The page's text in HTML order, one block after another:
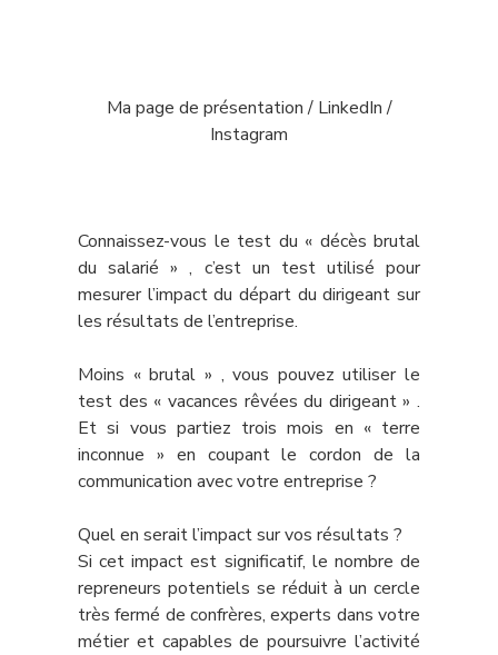
Ma page de présentation / LinkedIn /
Instagram
Connaissez-vous le test du « décès brutal
du salarié » , c’est un test utilisé pour
mesurer l’impact du départ du dirigeant sur
les résultats de l’entreprise.
Moins « brutal » , vous pouvez utiliser le
test des « vacances rêvées du dirigeant » .
Et si vous partiez trois mois en « terre
inconnue » en coupant le cordon de la
communication avec votre entreprise ?
Quel en serait l’impact sur vos résultats ?
Si cet impact est significatif, le nombre de
repreneurs potentiels se réduit à un cercle
très fermé de confrères, experts dans votre
métier et capables de poursuivre l’activité